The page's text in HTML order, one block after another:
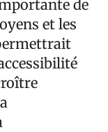
de
et les